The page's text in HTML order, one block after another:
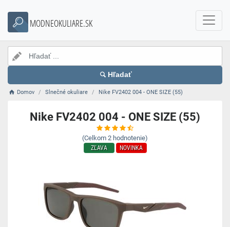
MODNEOKULIARE.SK
Hľadať
Domov Slnečné okuliare Nike FV2402 004 - ONE SIZE (55)
Nike FV2402 004 - ONE SIZE (55)
(Celkom 2 hodnotenie)
ZĽAVA NOVINKA